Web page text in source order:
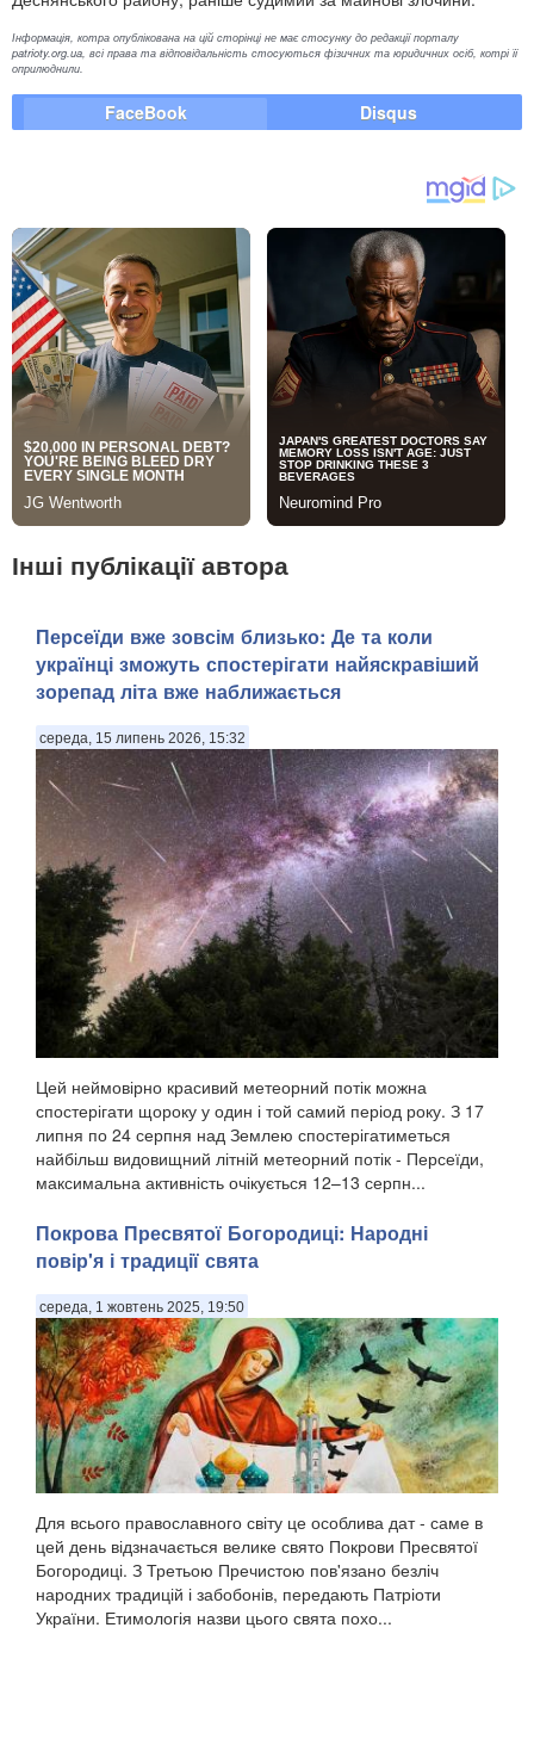
Інформація, котра опублікована на цій сторінці не має стосунку до редакції порталу
patrioty.org.ua, всі права та відповідальність стосуються фізичних та юридичних осіб, котрі її
оприлюднили.
FaceBook Disqus
Інші публікації автора
Персеїди вже зовсім близько: Де та коли
українці зможуть спостерігати найяскравіший
зорепад літа вже наближається
середа, 15 липень 2026, 15:32
Цей неймовірно красивий метеорний потік можна
спостерігати щороку у один і той самий період року. З 17
липня по 24 серпня над Землею спостерігатиметься
найбільш видовищний літній метеорний потік - Персеїди,
максимальна активність очікується 12–13 серпн...
Покрова Пресвятої Богородиці: Народні
повір'я і традиції свята
середа, 1 жовтень 2025, 19:50
Для всього православного світу це особлива дат - саме в
цей день відзначається велике свято Покрови Пресвятої
Богородиці. З Третьою Пречистою пов'язано безліч
народних традицій і забобонів, передають Патріоти
України. Етимологія назви цього свята похо...